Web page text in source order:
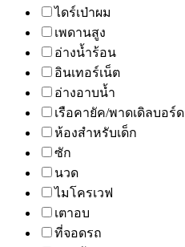
ไดร์เป่าผม
เพดานสูง
อ่างน้ำร้อน
อินเทอร์เน็ต
อ่างอาบน้ำ
เรือคายัค/พาดเดิลบอร์ด
ห้องสำหรับเด็ก
ซัก
นวด
ไมโครเวฟ
เตาอบ
ที่จอดรถ